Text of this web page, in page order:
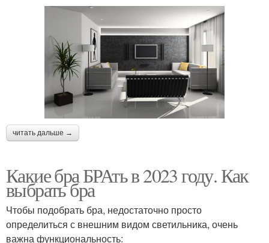
читать дальше →
Какие бра БРАть в 2023 году. Как
выбрать бра
Чтобы подобрать бра, недостаточно просто
определиться с внешним видом светильника, очень
важна функциональность: